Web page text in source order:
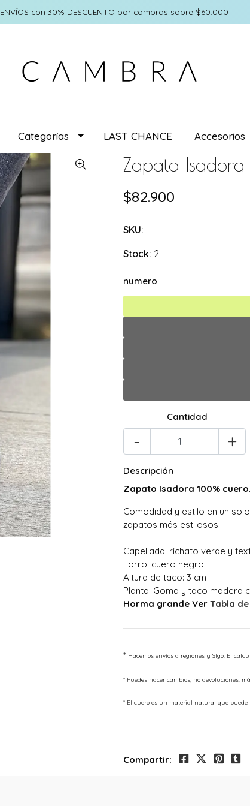
ENVÍOS con 30% DESCUENTO por compras sobre $60.000
Categorías LAST CHANCE Accesorios
Zapato
$82.900
SKU:
Stock: 2
numero
Cantidad
- +
Descripción
Zapato Isadora 100% cuero.
Comodidad y estilo en un
zapatos más estilosos!
Capellada: richato verde y
Forro: cuero negro.
Altura de taco: 3 cm
Planta: Goma y taco madera
Horma grande Ver Tabla
* Hacemos envíos a regiones y Stgo, El
* Puedes hacer cambios, no devoluciones.
* El cuero es un material natural que puede
Compartir: